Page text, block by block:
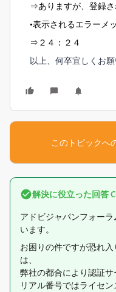
⇒ありますが、登録
•表示されるエラーメ
⇒２４：２４
以上、何卒宜しくお願
このトピックへ
解決に役立った回答
アドビジャパンフォー
います。
お困りの件ですが恐れ
は、
弊社の都合により認証
リアル番号ではライセ